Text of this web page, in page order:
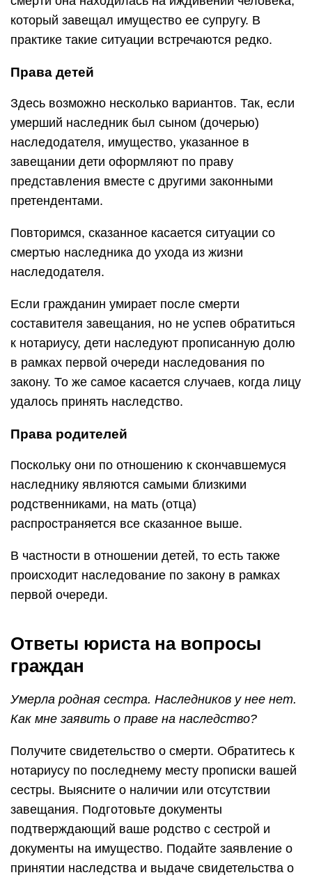
который завещал имущество ее супругу. В
практике такие ситуации встречаются редко.
Права детей
Здесь возможно несколько вариантов. Так, если
умерший наследник был сыном (дочерью)
наследодателя, имущество, указанное в
завещании дети оформляют по праву
представления вместе с другими законными
претендентами.
Повторимся, сказанное касается ситуации со
смертью наследника до ухода из жизни
наследодателя.
Если гражданин умирает после смерти
составителя завещания, но не успев обратиться
к нотариусу, дети наследуют прописанную долю
в рамках первой очереди наследования по
закону. То же самое касается случаев, когда лицу
удалось принять наследство.
Права родителей
Поскольку они по отношению к скончавшемуся
наследнику являются самыми близкими
родственниками, на мать (отца)
распространяется все сказанное выше.
В частности в отношении детей, то есть также
происходит наследование по закону в рамках
первой очереди.
Ответы юриста на вопросы
граждан
Умерла родная сестра. Наследников у нее нет.
Как мне заявить о праве на наследство?
Получите свидетельство о смерти. Обратитесь к
нотариусу по последнему месту прописки вашей
сестры. Выясните о наличии или отсутствии
завещания. Подготовьте документы
подтверждающий ваше родство с сестрой и
документы на имущество. Подайте заявление о
принятии наследства и выдаче свидетельства о